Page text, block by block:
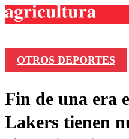
Frecuencias
Agricultura
Deportes
OTROS DEPORTES
Fin de una era
Lakers tienen